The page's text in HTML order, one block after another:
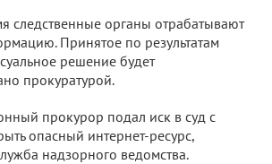
следственные органы отрабатывают
Принятое по результатам
решение будет
прокуратурой.
прокурор подал иск в суд с
опасный интернет-ресурс,
надзорного ведомства.